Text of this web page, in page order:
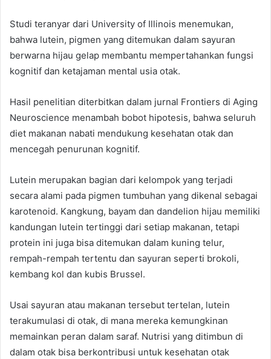
Studi teranyar dari University of Illinois menemukan,
bahwa lutein, pigmen yang ditemukan dalam sayuran
berwarna hijau gelap membantu mempertahankan fungsi
kognitif dan ketajaman mental usia otak.
Hasil penelitian diterbitkan dalam jurnal Frontiers di Aging
Neuroscience menambah bobot hipotesis, bahwa seluruh
diet makanan nabati mendukung kesehatan otak dan
mencegah penurunan kognitif.
Lutein merupakan bagian dari kelompok yang terjadi
secara alami pada pigmen tumbuhan yang dikenal sebagai
karotenoid. Kangkung, bayam dan dandelion hijau memiliki
kandungan lutein tertinggi dari setiap makanan, tetapi
protein ini juga bisa ditemukan dalam kuning telur,
rempah-rempah tertentu dan sayuran seperti brokoli,
kembang kol dan kubis Brussel.
Usai sayuran atau makanan tersebut tertelan, lutein
terakumulasi di otak, di mana mereka kemungkinan
memainkan peran dalam saraf. Nutrisi yang ditimbun di
dalam otak bisa berkontribusi untuk kesehatan otak